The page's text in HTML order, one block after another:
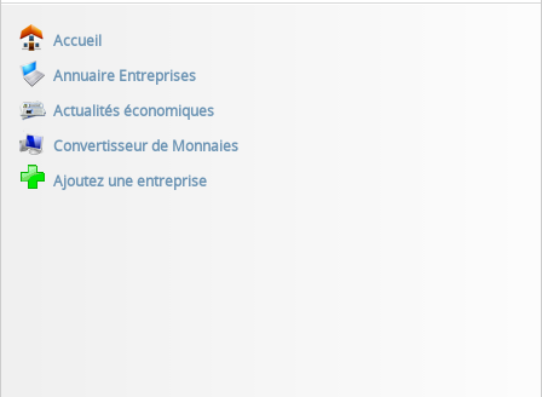
Accueil
Annuaire Entreprises
Actualités économiques
Convertisseur de Monnaies
Ajoutez une entreprise